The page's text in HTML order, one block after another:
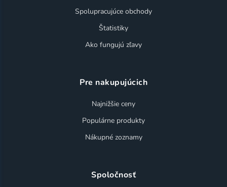
Spolupracujúce obchody
Štatistiky
Ako fungujú zľavy
Pre nakupujúcich
Najnižšie ceny
Populárne produkty
Nákupné zoznamy
Spoločnosť